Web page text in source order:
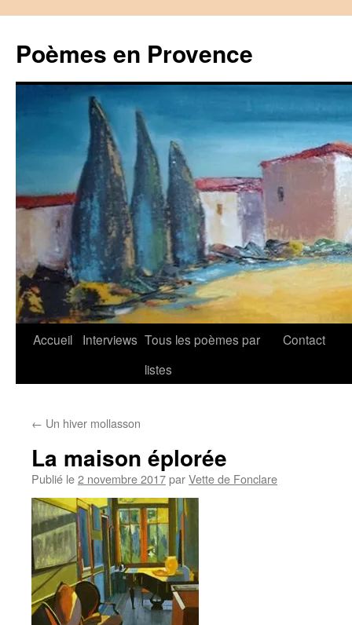
contenu
Poèmes en Provence
Accueil Interviews Tous les poèmes par
listes
Contact
← Un hiver mollasson
La maison éplorée
Publié le2 novembre 2017parVette de Fonclare